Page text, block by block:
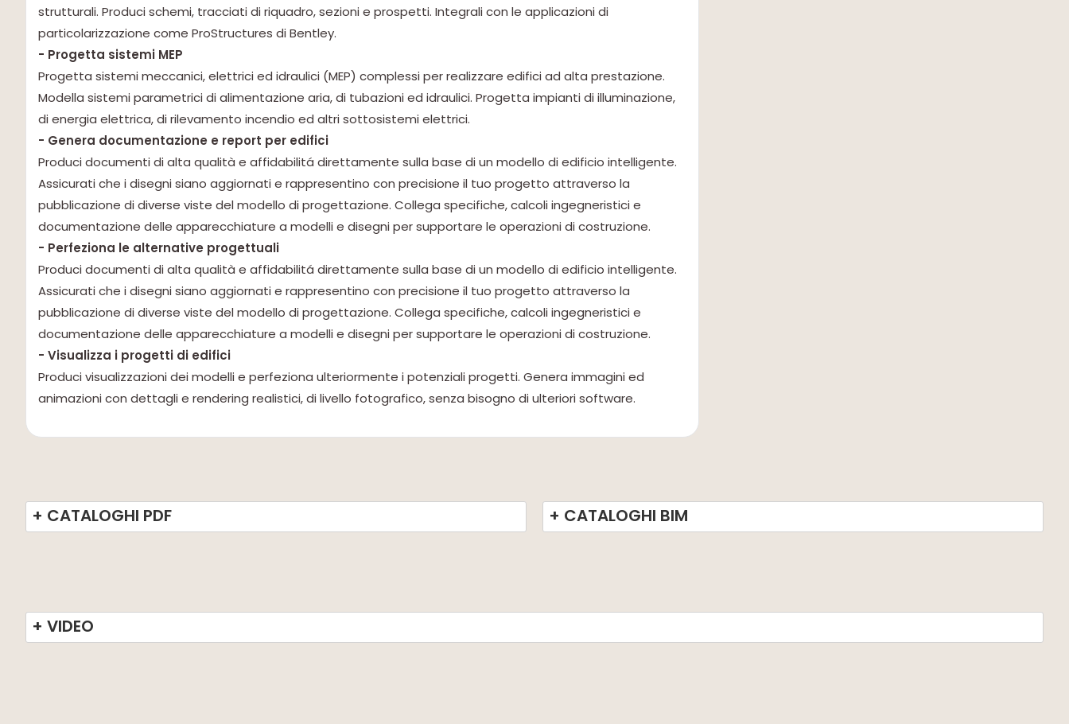
strutturali. Produci schemi, tracciati di riquadro, sezioni e prospetti. Integrali con le applicazioni di
particolarizzazione come ProStructures di Bentley.
- Progetta sistemi MEP
Progetta sistemi meccanici, elettrici ed idraulici (MEP) complessi per realizzare edifici ad alta prestazione.
Modella sistemi parametrici di alimentazione aria, di tubazioni ed idraulici. Progetta impianti di illuminazione,
di energia elettrica, di rilevamento incendio ed altri sottosistemi elettrici.
- Genera documentazione e report per edifici
Produci documenti di alta qualità e affidabilitá direttamente sulla base di un modello di edificio intelligente.
Assicurati che i disegni siano aggiornati e rappresentino con precisione il tuo progetto attraverso la
pubblicazione di diverse viste del modello di progettazione. Collega specifiche, calcoli ingegneristici e
documentazione delle apparecchiature a modelli e disegni per supportare le operazioni di costruzione.
- Perfeziona le alternative progettuali
Produci documenti di alta qualità e affidabilitá direttamente sulla base di un modello di edificio intelligente.
Assicurati che i disegni siano aggiornati e rappresentino con precisione il tuo progetto attraverso la
pubblicazione di diverse viste del modello di progettazione. Collega specifiche, calcoli ingegneristici e
documentazione delle apparecchiature a modelli e disegni per supportare le operazioni di costruzione.
- Visualizza i progetti di edifici
Produci visualizzazioni dei modelli e perfeziona ulteriormente i potenziali progetti. Genera immagini ed
animazioni con dettagli e rendering realistici, di livello fotografico, senza bisogno di ulteriori software.
+ CATALOGHI PDF + CATALOGHI BIM
+ VIDEO